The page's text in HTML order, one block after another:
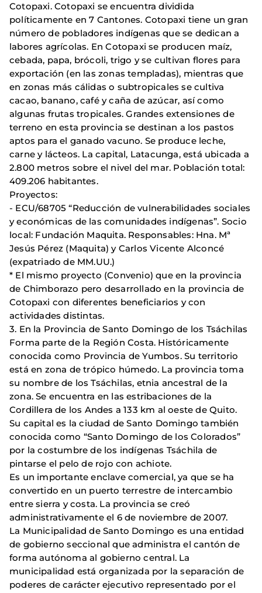
Cotopaxi. Cotopaxi se encuentra dividida
políticamente en 7 Cantones. Cotopaxi tiene un gran
número de pobladores indígenas que se dedican a
labores agrícolas. En Cotopaxi se producen maíz,
cebada, papa, brócoli, trigo y se cultivan flores para
exportación (en las zonas templadas), mientras que
en zonas más cálidas o subtropicales se cultiva
cacao, banano, café y caña de azúcar, así como
algunas frutas tropicales. Grandes extensiones de
terreno en esta provincia se destinan a los pastos
aptos para el ganado vacuno. Se produce leche,
carne y lácteos. La capital, Latacunga, está ubicada a
2.800 metros sobre el nivel del mar. Población total:
409.206 habitantes.
Proyectos:
- ECU/68705 “Reducción de vulnerabilidades sociales
y económicas de las comunidades indígenas”. Socio
local: Fundación Maquita. Responsables: Hna. Mª
Jesús Pérez (Maquita) y Carlos Vicente Alconcé
(expatriado de MM.UU.)
* El mismo proyecto (Convenio) que en la provincia
de Chimborazo pero desarrollado en la provincia de
Cotopaxi con diferentes beneficiarios y con
actividades distintas.
3. En la Provincia de Santo Domingo de los Tsáchilas
Forma parte de la Región Costa. Históricamente
conocida como Provincia de Yumbos. Su territorio
está en zona de trópico húmedo. La provincia toma
su nombre de los Tsáchilas, etnia ancestral de la
zona. Se encuentra en las estribaciones de la
Cordillera de los Andes a 133 km al oeste de Quito.
Su capital es la ciudad de Santo Domingo también
conocida como “Santo Domingo de los Colorados”
por la costumbre de los indígenas Tsáchila de
pintarse el pelo de rojo con achiote.
Es un importante enclave comercial, ya que se ha
convertido en un puerto terrestre de intercambio
entre sierra y costa. La provincia se creó
administrativamente el 6 de noviembre de 2007.
La Municipalidad de Santo Domingo es una entidad
de gobierno seccional que administra el cantón de
forma autónoma al gobierno central. La
municipalidad está organizada por la separación de
poderes de carácter ejecutivo representado por el